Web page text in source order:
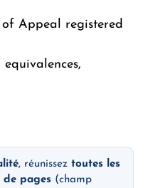
Appeal registered
, réunisseztoutes les
de pages (champ